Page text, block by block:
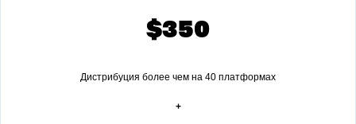
$350
Дистрибуция более чем на 40 платформах
+